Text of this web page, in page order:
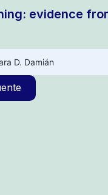
evidence
D. Damián